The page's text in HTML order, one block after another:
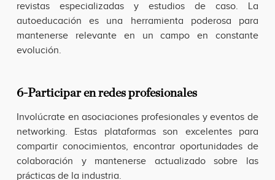
revistas especializadas y estudios de caso. La
autoeducación es una herramienta poderosa para
mantenerse relevante en un campo en constante
evolución.
6-Participar en redes profesionales
Involúcrate en asociaciones profesionales y eventos de
networking. Estas plataformas son excelentes para
compartir conocimientos, encontrar oportunidades de
colaboración y mantenerse actualizado sobre las
prácticas de la industria.